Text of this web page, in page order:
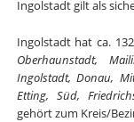
Ingolstadt gilt als
Ingolstadt hat ca.
Oberhaunstadt,
Ingolstadt, Donau,
Etting, Süd,
gehört zum Kreis/